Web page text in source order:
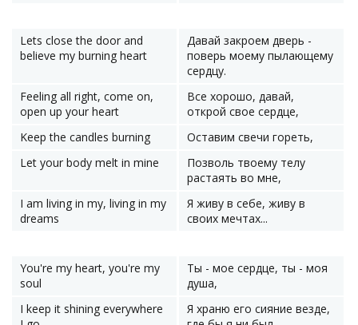
Lets close the door and
believe my burning heart
Давай закроем дверь -
поверь моему пылающему
сердцу.
Feeling all right, come on,
open up your heart
Все хорошо, давай,
открой свое сердце,
Keep the candles burning
Оставим свечи гореть,
Let your body melt in mine
Позволь твоему телу
растаять во мне,
I am living in my, living in my
dreams
Я живу в себе, живу в
своих мечтах...
You're my heart, you're my
soul
Ты - мое сердце, ты - моя
душа,
I keep it shining everywhere
Я храню его сияние везде,